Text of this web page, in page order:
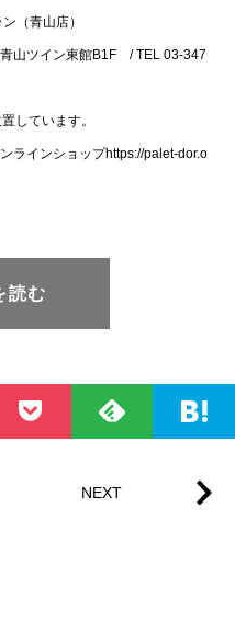
（青山店）
山ツイン東館B1F / TEL 03-347
しています。
インショップhttps://palet-dor.o
読む